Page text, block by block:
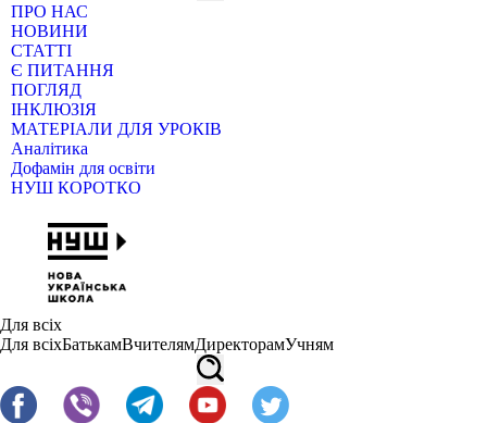
ПРО НАС
НОВИНИ
СТАТТІ
Є ПИТАННЯ
ПОГЛЯД
ІНКЛЮЗІЯ
МАТЕРІАЛИ ДЛЯ УРОКІВ
Аналітика
Дофамін для освіти
НУШ КОРОТКО
Для всіх
Для всіхБатькамВчителямДиректорамУчням